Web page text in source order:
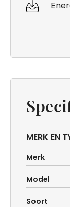
MERK EN
Merk
Model
Soort